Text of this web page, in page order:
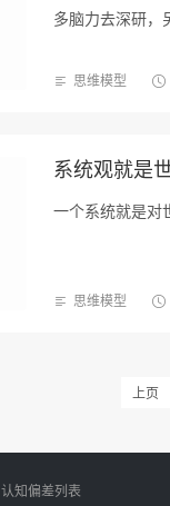
多脑力去深研，
思维模型
系统观就是
一个系统就是对
思维模型
上页
认知偏差列表